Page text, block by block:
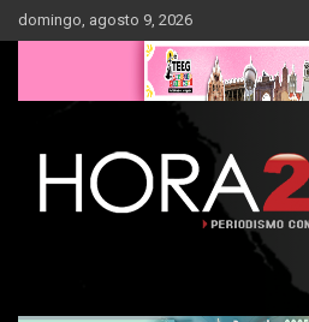
Saltar
al
domingo, agosto 9, 2026